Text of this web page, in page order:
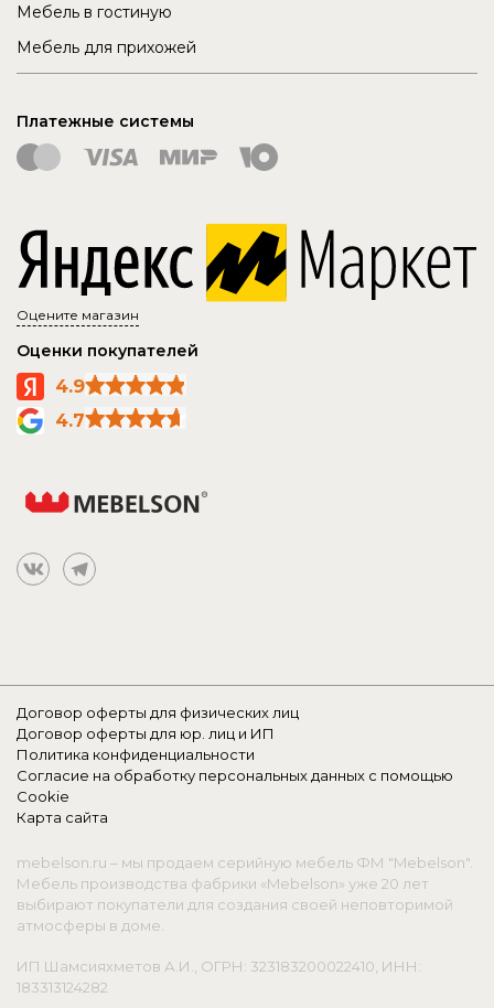
Мебель в гостиную
Мебель для прихожей
Платежные системы
Оцените магазин
Оценки покупателей
4.9
4.7
Договор оферты для физических лиц
Договор оферты для юр. лиц и ИП
Политика конфиденциальности
Согласие на обработку персональных данных с помощью
Cookie
Карта сайта
mebelson.ru – мы продаем серийную мебель ФМ "Mebelson".
Мебель производства фабрики «Mebelson» уже 20 лет
выбирают покупатели для создания своей неповторимой
атмосферы в доме.
ИП Шамсияхметов А.И., ОГРН: 323183200022410, ИНН:
183313124282